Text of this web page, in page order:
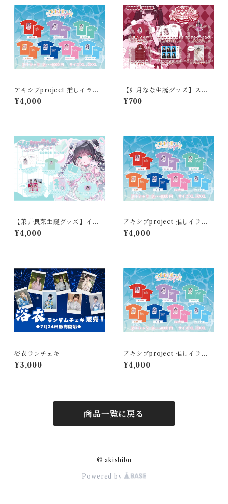
アキシブproject 推しイラス
トT 水琴まなみ
¥4,000
【如月なな生誕グッズ】ステ
ッカー
¥700
【茉井良菜生誕グッズ】イラ
ストロンT
¥4,000
アキシブproject 推しイラス
トT 清見るん
¥4,000
浴衣ランチェキ
¥3,000
アキシブproject 推しイラス
トT 夢咲ありさ
¥4,000
商品一覧に戻る
© akishibu
Powered by